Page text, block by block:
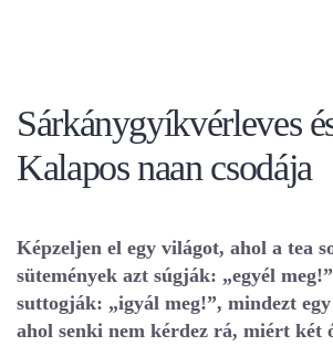
Sárkánygyíkvérleves
Kalapos naan csodája
Képzeljen el egy világot, ahol a tea
sütemények azt súgják: „egyél
suttogják: „igyál meg!”, mindezt
ahol senki nem kérdez rá, miért két